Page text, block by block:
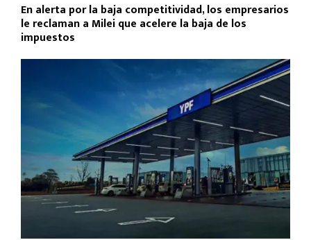
En alerta por la baja competitividad, los empresarios
le reclaman a Milei que acelere la baja de los
impuestos